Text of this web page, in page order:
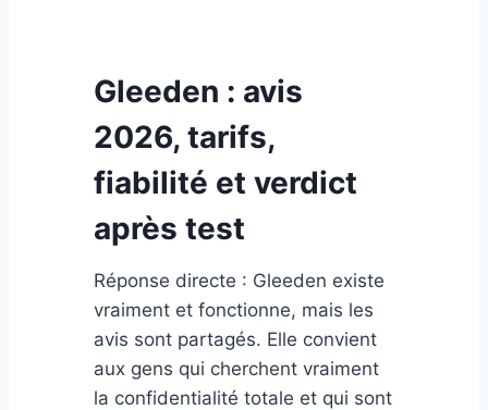
Gleeden : avis
2026, tarifs,
fiabilité et verdict
après test
Réponse directe : Gleeden existe
vraiment et fonctionne, mais les
avis sont partagés. Elle convient
aux gens qui cherchent vraiment
la confidentialité totale et qui sont